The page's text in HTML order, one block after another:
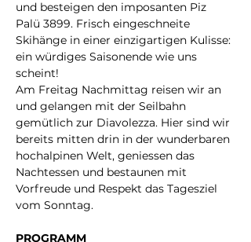
und besteigen den imposanten Piz
Palü 3899. Frisch eingeschneite
Skihänge in einer einzigartigen Kulisse:
ein würdiges Saisonende wie uns
scheint!
Am Freitag Nachmittag reisen wir an
und gelangen mit der Seilbahn
gemütlich zur Diavolezza. Hier sind wir
bereits mitten drin in der wunderbaren
hochalpinen Welt, geniessen das
Nachtessen und bestaunen mit
Vorfreude und Respekt das Tagesziel
vom Sonntag.
PROGRAMM